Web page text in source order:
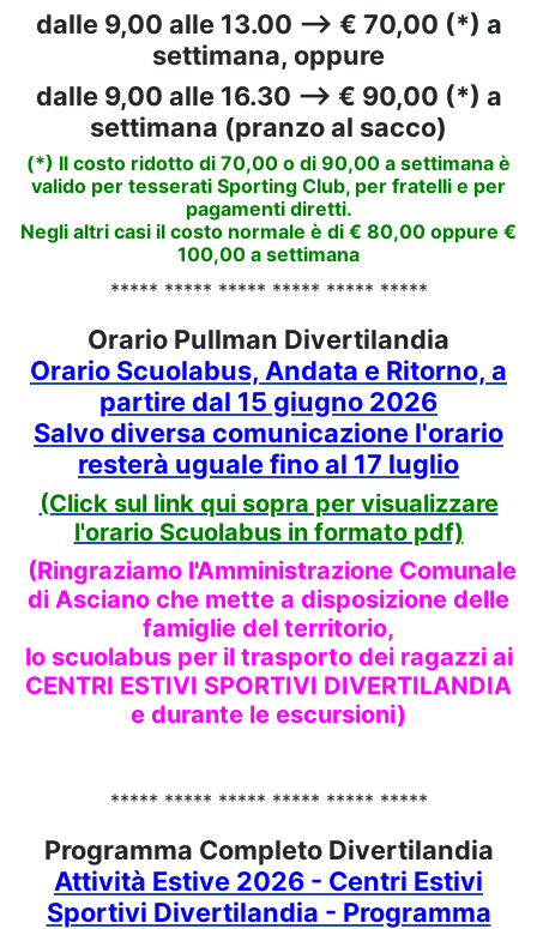
dalle 9,00 alle 13.00 --> € 70,00 (*) a
settimana, oppure
dalle 9,00 alle 16.30 --> € 90,00 (*) a
settimana (pranzo al sacco)
(*) Il costo ridotto di 70,00 o di 90,00 a settimana è
valido per tesserati Sporting Club, per fratelli e per
pagamenti diretti.
Negli altri casi il costo normale è di € 80,00 oppure €
100,00 a settimana
***** ***** ***** ***** ***** *****
Orario Pullman Divertilandia
Orario Scuolabus, Andata e Ritorno, a
partire dal 15 giugno 2026
Salvo diversa comunicazione l'orario
resterà uguale fino al 17 luglio
(Click sul link qui sopra per visualizzare
l'orario Scuolabus in formato pdf)
(Ringraziamo l'Amministrazione Comunale
di Asciano che mette a disposizione delle
famiglie del territorio,
lo scuolabus per il trasporto dei ragazzi ai
CENTRI ESTIVI SPORTIVI DIVERTILANDIA
e durante le escursioni)
***** ***** ***** ***** ***** *****
Programma Completo Divertilandia
Attività Estive 2026 - Centri Estivi
Sportivi Divertilandia - Programma